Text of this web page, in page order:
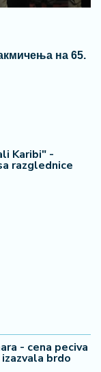
на 65.
Karibi" -
razglednice
- cena peciva
brdo